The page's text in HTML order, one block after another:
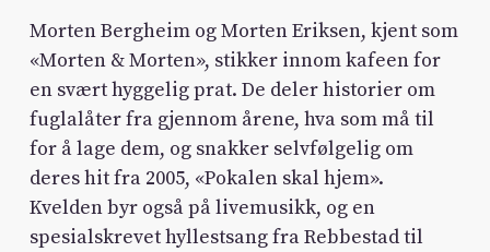
Morten Bergheim og Morten Eriksen, kjent som
«Morten & Morten», stikker innom kafeen for
en svært hyggelig prat. De deler historier om
fuglalåter fra gjennom årene, hva som må til
for å lage dem, og snakker selvfølgelig om
deres hit fra 2005, «Pokalen skal hjem».
Kvelden byr også på livemusikk, og en
spesialskrevet hyllestsang fra Rebbestad til